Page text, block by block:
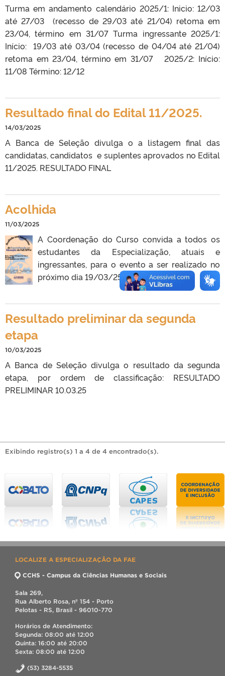
Turma em andamento calendário 2025/1: Inicio: 12/03
até 27/03 (recesso de 29/03 até 21/04) retoma em
23/04, término em 31/07 Turma ingressante 2025/1:
Início: 19/03 até 03/04 (recesso de 04/04 até 21/04)
retoma em 23/04, término em 31/07 2025/2: Início:
11/08 Término: 12/12
Resultado final do Edital 11/2025.
14/03/2025
A Banca de Seleção divulga o a listagem final das
candidatas, candidatos e suplentes aprovados no Edital
11/2025. RESULTADO FINAL
Acolhida
11/03/2025
A Coordenação do Curso convida a todos os
estudantes da Especialização, atuais e
ingressantes, para o evento a ser realizado no
próximo dia 19/03/25.
Resultado preliminar da segunda
etapa
10/03/2025
A Banca de Seleção divulga o resultado da segunda
etapa, por ordem de classificação: RESULTADO
PRELIMINAR 10.03.25
Exibindo registro(s) 1 a 4 de 4 encontrado(s).
LOCALIZE A ESPECIALIZAÇÃO DA FAE
CCHS - Campus da Ciências Humanas e Sociais
Sala 269,
Rua Alberto Rosa, nº 154 - Porto
Pelotas - RS, Brasil - 96010-770
Horários de Atendimento:
Segunda: 08:00 até 12:00
Quinta: 16:00 até 20:00
Sexta: 08:00 até 12:00
(53) 3284-5535